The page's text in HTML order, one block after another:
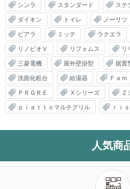
シンラ
スタンダード ステ
ダイキン
トイレ ノーリツ
ピアラ
ミッテ ラクエラ
リノビオＶ
リフォムス リ
三菱電機
屋外壁掛型 据置
洗面化粧台
給湯器 Ｆａｍ
ＰＲＧＲＥ
Ｘシリーズ
Ｚ
ｐｉａｔｔｏマルチグリル
ｒｉ
人気商